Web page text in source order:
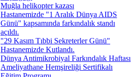
Muğla helikopter kazası
Hastanemizde "1 Aralık Dünya AIDS
Günü" kapsamında farkındalık standı
açıldı.
"29 Kasım Tıbbi Sekreterler Günü"
Hastanemizde Kutlandı.
Dünya Antimikrobiyal Farkındalık Haftası
Ameliyathane Hemşireliği Sertifikalı